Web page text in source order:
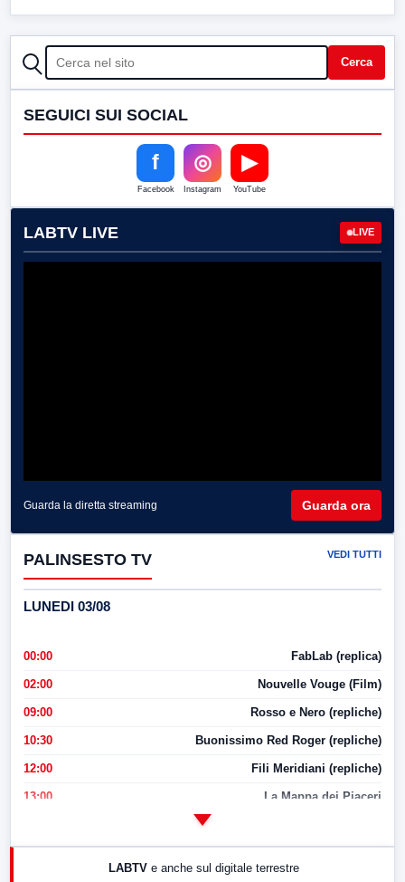
CERCA Cerca
SEGUICI SUI SOCIAL
f
Facebook
◎
Instagram
▶
YouTube
LABTV LIVE LIVE
Guarda la diretta streaming Guarda ora
PALINSESTO TV VEDI TUTTI
LUNEDI 03/08
00:00 FabLab (replica)
02:00 Nouvelle Vouge (Film)
09:00 Rosso e Nero (repliche)
10:30 Buonissimo Red Roger (repliche)
12:00 Fili Meridiani (repliche)
13:00 La Mappa dei Piaceri
LABTV e anche sul digitale terrestre